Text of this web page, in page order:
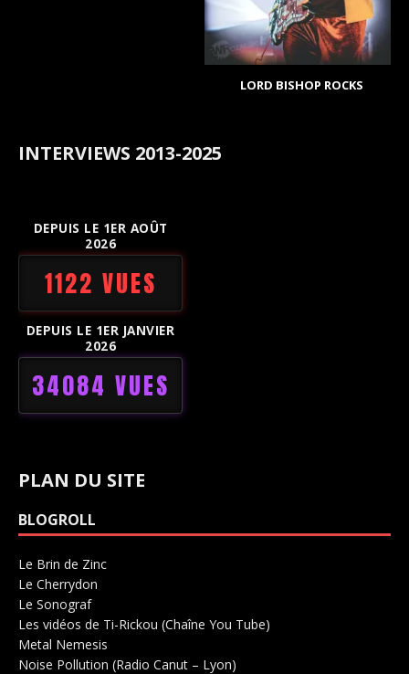
LORD BISHOP ROCKS
INTERVIEWS 2013-2025
DEPUIS LE 1ER AOÛT
2026
1122 VUES
DEPUIS LE 1ER JANVIER
2026
34084 VUES
PLAN DU SITE
BLOGROLL
Le Brin de Zinc
Le Cherrydon
Le SonografSalle de concerts 0
Les vidéos de Ti-Rickou (Chaîne You Tube)
Metal Nemesis
Noise Pollution (Radio Canut – Lyon)